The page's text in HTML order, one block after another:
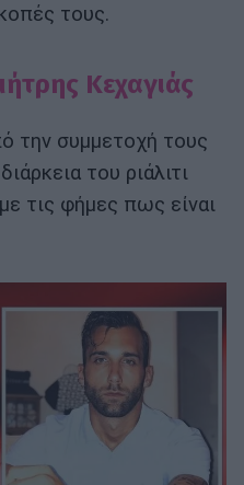
τους.
Κεχαγιάς
την συμμετοχή τους
του ριάλιτι
τις φήμες πως είναι